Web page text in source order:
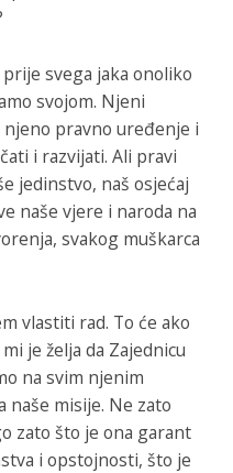
prije svega jaka onoliko
svojom. Njeni
pravno uređenje i
i razvijati. Ali pravi
jedinstvo, naš osjećaj
naše vjere i naroda na
svakog muškarca
vlastiti rad. To će ako
je želja da Zajednicu
na svim njenim
naše misije. Ne zato
zato što je ona garant
i opstojnosti, što je